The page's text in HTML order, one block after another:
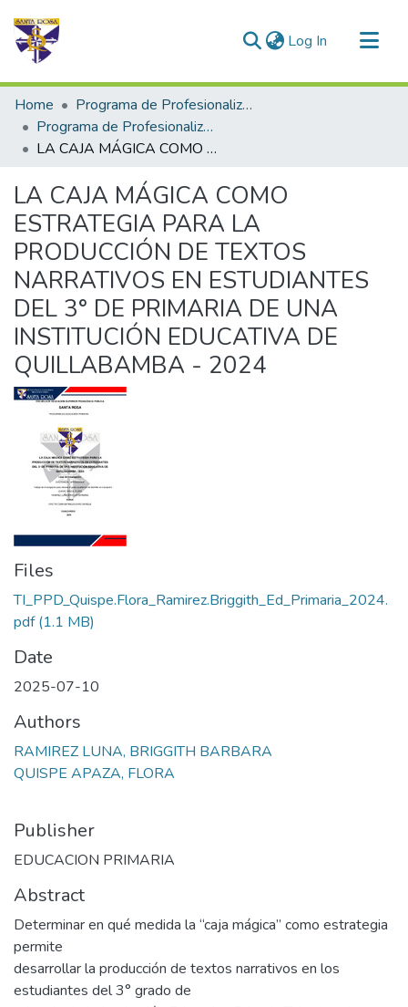
Log In (current)
Communities & Collections
All of DSpace
Statistics
Home
Programa de Profesionalización Docente - Trabajos de Investigación
Programa de Profesionalización Docente
LA CAJA MÁGICA COMO ESTRATEGIA PARA LA PRODUCCIÓN DE TEXTOS NARRATIVOS EN ESTUDIANTES DEL 3° DE PRIMARIA DE UNA INSTITUCIÓN EDUCATIVA DE QUILLABAMBA - 2024
LA CAJA MÁGICA COMO
ESTRATEGIA PARA LA
PRODUCCIÓN DE TEXTOS
NARRATIVOS EN ESTUDIANTES
DEL 3° DE PRIMARIA DE UNA
INSTITUCIÓN EDUCATIVA DE
QUILLABAMBA - 2024
Files
TI_PPD_Quispe.Flora_Ramirez.Briggith_Ed_Primaria_2024.
pdf(1.1 MB)
Date
2025-07-10
Authors
RAMIREZ LUNA, BRIGGITH BARBARA
QUISPE APAZA, FLORA
Publisher
EDUCACION PRIMARIA
Abstract
Determinar en qué medida la “caja mágica” como estrategia
permite
desarrollar la producción de textos narrativos en los
estudiantes del 3° grado de